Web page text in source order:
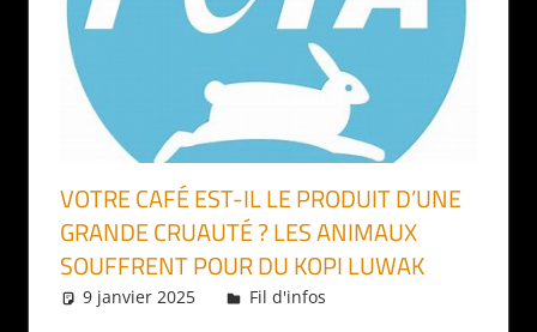
VOTRE CAFÉ EST-IL LE PRODUIT D’UNE
GRANDE CRUAUTÉ ? LES ANIMAUX
SOUFFRENT POUR DU KOPI LUWAK
9 janvier 2025 Daniel
Fil d'infos